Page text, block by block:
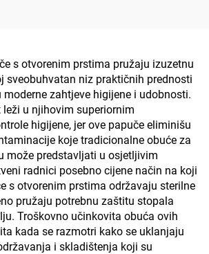
s otvorenim prstima pružaju izuzetnu
sveobuhvatan niz praktičnih prednosti
zahtjeve higijene i udobnosti.
leži u njihovim superiornim
higijene, jer ove papuče eliminišu
koje tradicionalne obuće za
može predstavljati u osjetljivim
radnici posebno cijene način na koji
s otvorenim prstima održavaju sterilne
pružaju potrebnu zaštitu stopala
Troškovno učinkovita obuća ovih
kada se razmotri kako se uklanjaju
i skladištenja koji su